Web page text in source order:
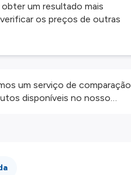
um resultado mais
os preços de outras
um serviço de comparação
disponíveis no nosso